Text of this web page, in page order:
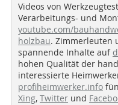
Videos von
Verarbeitungs- und
youtube.com/
holzbau. Zimmerleuten
spannende Inhalte auf
hohen Qualität der
interessierte
profiheimwerker.info
Xing, Twitter und